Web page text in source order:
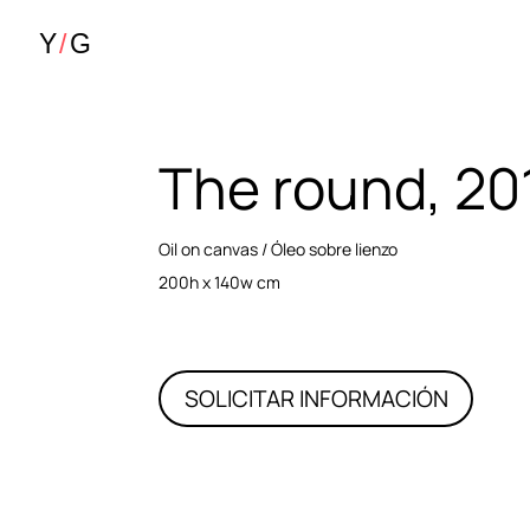
The round,
Oil on canvas / Óleo sobre lienzo
200h x 140w cm
SOLICITAR INFORMACIÓN